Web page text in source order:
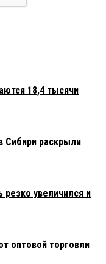
18,4 тысячи
Сибири раскрыли
увеличился и
оптовой торговли